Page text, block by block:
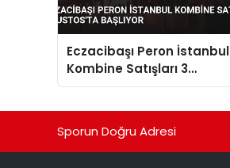
Eczacibaşı Peron İstanbul
Kombine Satışları 3
Ağustos’ta Başlıyor
Sporun Doğru Adresi